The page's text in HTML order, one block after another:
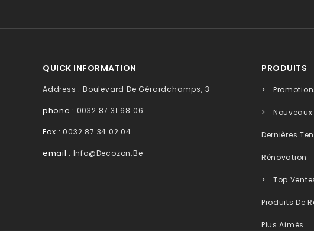
QUICK INFORMATION
Address : Boulevard De Gérardchamps, 3
phone : 0032 87 31 68 06
Fax : 0032 87 34 02 04
email : Info@decozon.be
PRODUITS
Dernières
Rénovation
Top
Produits De
Plus Aimés